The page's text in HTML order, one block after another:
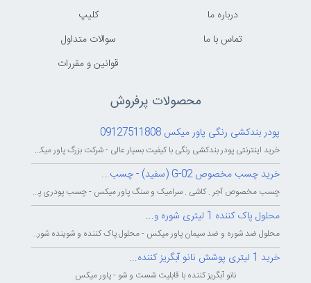
درباره ما
تماس با ما
کليپ
سوالات متداول
قوانين و مقررات
محصولات پرفروش
پودر بندکشی رنگی پاور میکس 09127511808
خرید اینترنتی پودر بندکشی رنگی با کیفیت بسیار عالی - شرکت بزرگ پاور میکس...
خرید چسب مخصوص G-02 (سفید) - چسب...
چسب مخصوص آجر . کاشی . سرامیک و سنگ پاور میکس - چسب پودری پاورمیکس - چسب...
محلول پاک کننده 1 لیتری شوره و...
محلول ضد شوره و ضد سیمان پاور میکس - محلول پاک کننده و شوینده شوره و سیمان...
خرید 1 لیتری پوشش نانو آبگریز کننده...
نانو آبگریز کننده با قابلیت شست و شو - پاور میکس